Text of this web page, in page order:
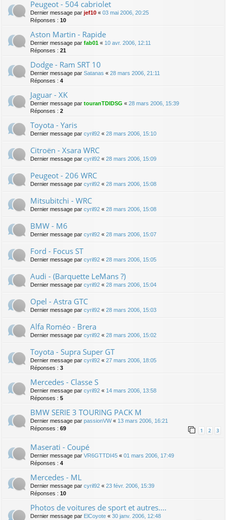
Peugeot - 504 cabriolet
Dernier message par jef10 « 03 mai 2006, 20:25
Réponses : 10
Aston Martin - Rapide
Dernier message par fab01 « 10 avr. 2006, 12:11
Réponses : 21
Dodge - Ram SRT 10
Dernier message par Satanas « 28 mars 2006, 21:11
Réponses : 4
Jaguar - XK
Dernier message par touranTDIDSG « 28 mars 2006, 15:39
Réponses : 2
Toyota - Yaris
Dernier message par cyril92 « 28 mars 2006, 15:10
Citroën - Xsara WRC
Dernier message par cyril92 « 28 mars 2006, 15:09
Peugeot - 206 WRC
Dernier message par cyril92 « 28 mars 2006, 15:08
Mitsubitchi - WRC
Dernier message par cyril92 « 28 mars 2006, 15:08
BMW - M6
Dernier message par cyril92 « 28 mars 2006, 15:07
Ford - Focus ST
Dernier message par cyril92 « 28 mars 2006, 15:05
Audi - (Barquette LeMans ?)
Dernier message par cyril92 « 28 mars 2006, 15:04
Opel - Astra GTC
Dernier message par cyril92 « 28 mars 2006, 15:03
Alfa Roméo - Brera
Dernier message par cyril92 « 28 mars 2006, 15:02
Toyota - Supra Super GT
Dernier message par cyril92 « 27 mars 2006, 18:05
Réponses : 3
Mercedes - Classe S
Dernier message par cyril92 « 14 mars 2006, 13:58
Réponses : 5
BMW SERIE 3 TOURING PACK M
Dernier message par passionVW« 13 mars 2006, 16:21
Réponses : 69 1 2 3
Maserati - Coupé
Dernier message par VR6GTTDI45 « 01 mars 2006, 17:49
Réponses : 4
Mercedes - ML
Dernier message par cyril92 « 23 févr. 2006, 15:39
Réponses : 10
Photos de voitures de sport et autres....
Dernier message par ElCoyote « 30 janv. 2006, 12:48